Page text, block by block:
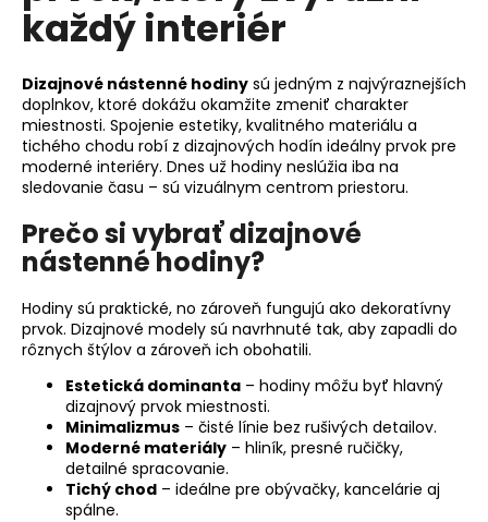
každý interiér
Dizajnové nástenné hodiny sú jedným z najvýraznejších
doplnkov, ktoré dokážu okamžite zmeniť charakter
miestnosti. Spojenie estetiky, kvalitného materiálu a
tichého chodu robí z dizajnových hodín ideálny prvok pre
moderné interiéry. Dnes už hodiny neslúžia iba na
sledovanie času – sú vizuálnym centrom priestoru.
Prečo si vybrať dizajnové
nástenné hodiny?
Hodiny sú praktické, no zároveň fungujú ako dekoratívny
prvok. Dizajnové modely sú navrhnuté tak, aby zapadli do
rôznych štýlov a zároveň ich obohatili.
Estetická dominanta – hodiny môžu byť hlavný
dizajnový prvok miestnosti.
Minimalizmus – čisté línie bez rušivých detailov.
Moderné materiály – hliník, presné ručičky,
detailné spracovanie.
Tichý chod – ideálne pre obývačky, kancelárie aj
spálne.
j
t
e
n
á
j
s
ť
?
HĽADAŤ